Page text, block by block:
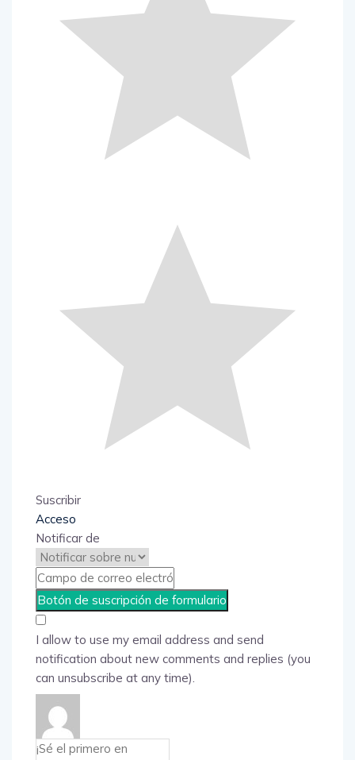
Suscribir
Acceso
Notificar de
I allow to use my email address and send
notification about new comments and replies (you
can unsubscribe at any time).